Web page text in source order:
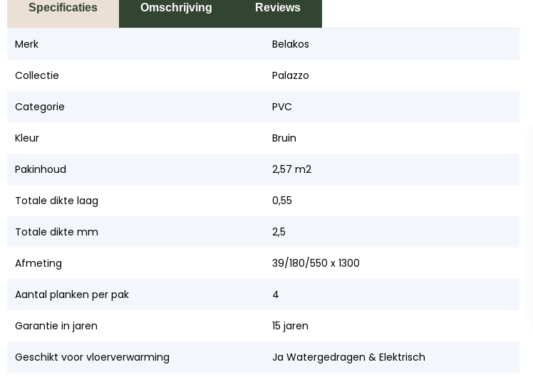
Specificaties Omschrijving Reviews
Merk Belakos
Collectie Palazzo
Categorie PVC
Kleur Bruin
Pakinhoud 2,57 m2
Totale dikte laag 0,55
Totale dikte mm 2,5
Afmeting 39/180/550 x 1300
Aantal planken per pak 4
Garantie in jaren 15 jaren
Geschikt voor vloerverwarming Ja Watergedragen & Elektrisch